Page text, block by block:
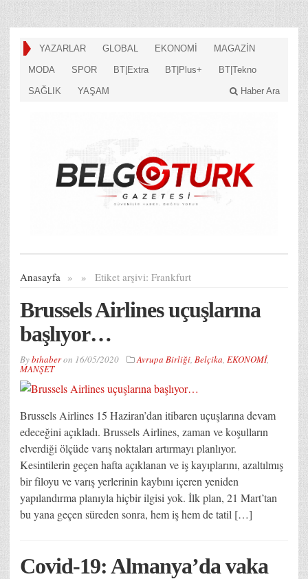
YAZARLAR GLOBAL EKONOMİ MAGAZİN
MODA SPOR BT|Extra BT|Plus+ BT|Tekno
SAĞLIK YAŞAM Haber Ara
Anasayfa » Etiket arşivi:
» Frankfurt
Brussels Airlines uçuşlarına
başlıyor…
Bybthaberon 16/05/2020 Avrupa Birliği, Belçika, EKONOMİ,
MANŞET
Brussels Airlines 15 Haziran’dan itibaren uçuşlarına devam
edeceğini açıkladı. Brussels Airlines, zaman ve koşulların
elverdiği ölçüde varış noktaları artırmayı planlıyor.
Kesintilerin geçen hafta açıklanan ve iş kayıplarını, azaltılmış
bir filoyu ve varış yerlerinin kaybını içeren yeniden
yapılandırma planıyla hiçbir ilgisi yok. İlk plan, 21 Mart’tan
bu yana geçen süreden sonra, hem iş hem de tatil […]
Covid-19: Almanya’da vaka